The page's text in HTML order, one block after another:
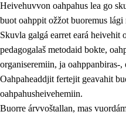
Heivehuvvon oahpahus lea go
buot oahppit ožžot buoremus
Skuvla galgá earret eará heivehit
pedagogalaš metodaid bokte,
organiseremiin, ja oahppanbiras-
Oahpaheaddjit fertejit geavahit
oahpahusheivehemiin.
Buorre árvvoštallan, mas